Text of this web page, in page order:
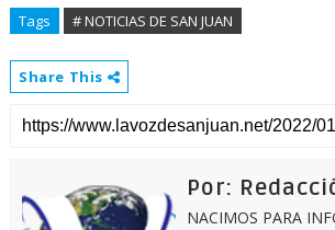
Tags # NOTICIAS DE SAN JUAN
Share This
Por:
NACIMOS PARA